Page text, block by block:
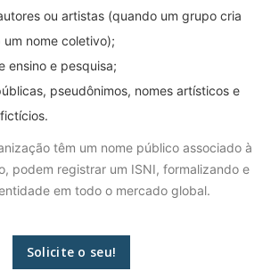
ou artistas (quando um grupo cria
um nome coletivo);
ensino e pesquisa;
pseudônimos, nomes artísticos e
têm um nome público associado à
podem registrar um ISNI, formalizando e
em todo o mercado global.
Solicite o seu!